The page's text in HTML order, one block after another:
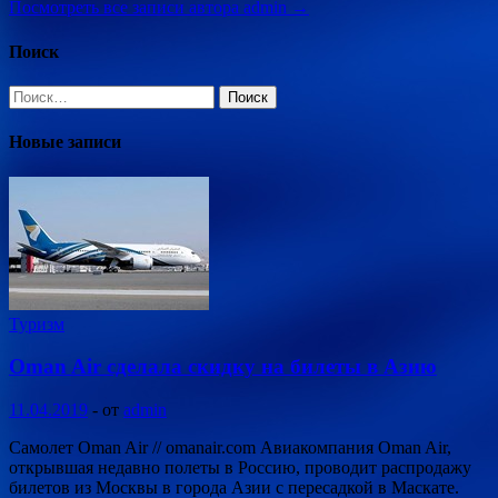
Посмотреть все записи автора admin →
Поиск
Найти:
Новые записи
Туризм
Oman Air сделала скидку на билеты в Азию
11.04.2019 - от admin
Самолет Oman Air // omanair.com Авиакомпания Oman Air,
открывшая недавно полеты в Россию, проводит распродажу
билетов из Москвы в города Азии с пересадкой в Маскате.